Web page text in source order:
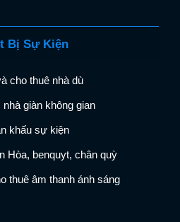
Bị Sự Kiện
cho thuê nhà dù
nhà giàn không gian
khấu sự kiện
Hòa, benquyt, chân quỳ
thuê âm thanh ánh sáng